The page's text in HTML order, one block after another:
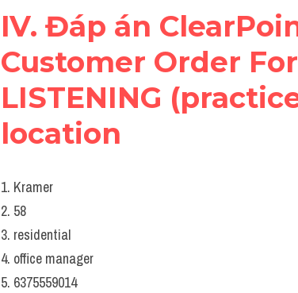
IV. Đáp án
Customer Order
LISTENING
location
1. Kramer
2. 58
3. residential
4. office manager
5. 6375559014